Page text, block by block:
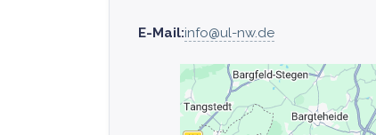
E-Mail:info@ul-nw.de